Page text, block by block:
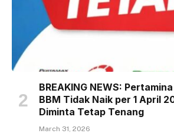
BREAKING NEWS:
BBM Tidak Naik per 1 April
Diminta Tetap Tenang
March 31, 2026